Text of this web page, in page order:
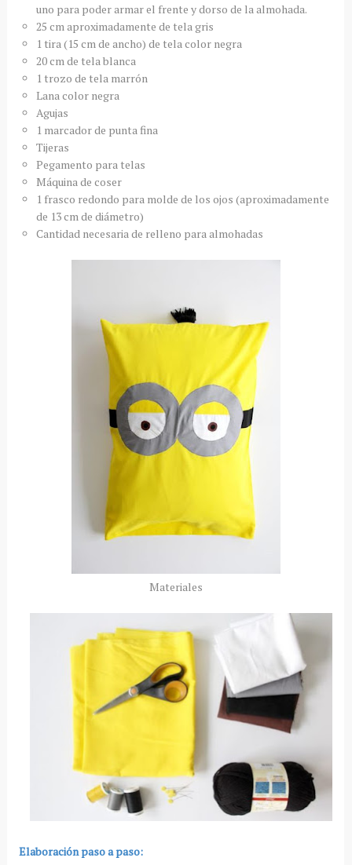
uno para poder armar el frente y dorso de la almohada.
25 cm aproximadamente de tela gris
1 tira (15 cm de ancho) de tela color negra
20 cm de tela blanca
1 trozo de tela marrón
Lana color negra
Agujas
1 marcador de punta fina
Tijeras
Pegamento para telas
Máquina de coser
1 frasco redondo para molde de los ojos (aproximadamente
de 13 cm de diámetro)
Cantidad necesaria de relleno para almohadas
Materiales
Elaboración paso a paso: